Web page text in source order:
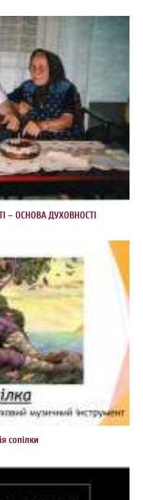
– ОСНОВА ДУХОВНОСТІ
сопілки